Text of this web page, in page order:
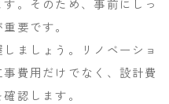
。そのため、事前にしっ
要です。
ましょう。リノベーショ
費用だけでなく、設計費
認します。